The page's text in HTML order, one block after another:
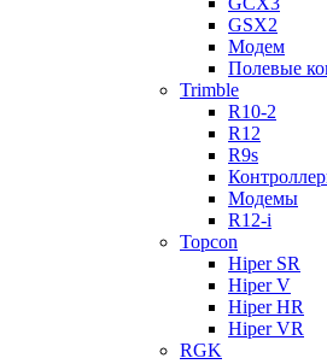
GSX2
Модем
Полевые
Trimble
R10-2
R12
R9s
Модемы
R12-i
Topcon
Hiper SR
Hiper V
Hiper HR
Hiper VR
RGK